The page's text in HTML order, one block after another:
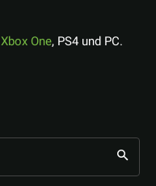
Xbox One, PS4 und PC.